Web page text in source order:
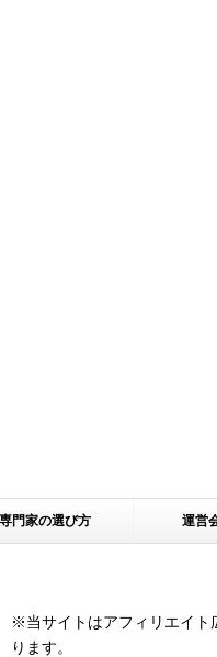
専門家の選び方 運営
※当サイトはアフィリエイト
ります。